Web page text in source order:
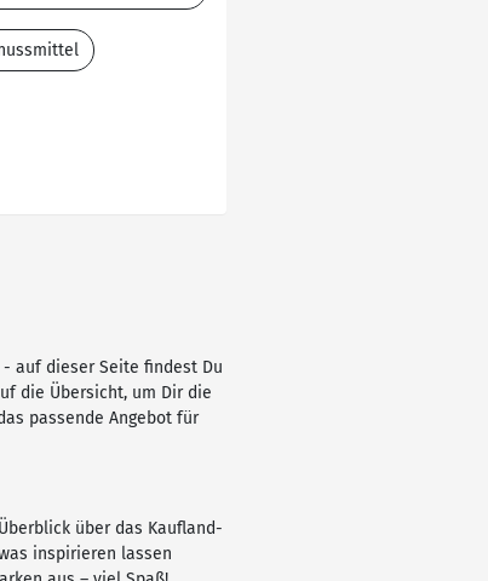
auf dieser Seite findest Du
die Übersicht, um Dir die
passende Angebot für
über das Kaufland-
inspirieren lassen